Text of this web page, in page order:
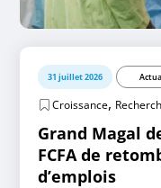
31 juillet 2026
Croissance,
Grand Magal
FCFA de
d’emplois